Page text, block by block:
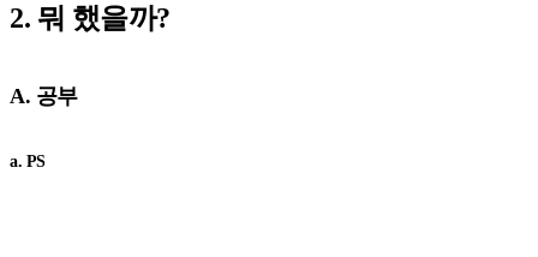
2. 뭐 했을까?
A. 공부
a. PS